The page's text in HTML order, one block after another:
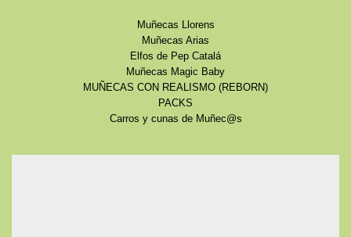
Muñecas Llorens
Muñecas Arias
Elfos de Pep Catalá
Muñecas Magic Baby
MUÑECAS CON REALISMO (REBORN)
PACKS
Carros y cunas de Muñec@s